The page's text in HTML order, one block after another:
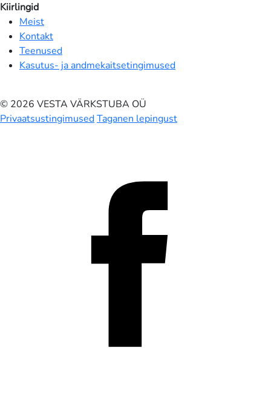
Kiirlingid
Meist
Kontakt
Teenused
Kasutus- ja andmekaitsetingimused
© 2026 VESTA VÄRKSTUBA OÜ
PrivaatsustingimusedTaganen lepingust